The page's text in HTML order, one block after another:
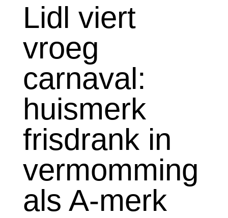
Lidl viert
vroeg
carnaval:
huismerk
frisdrank in
vermomming
als A-merk